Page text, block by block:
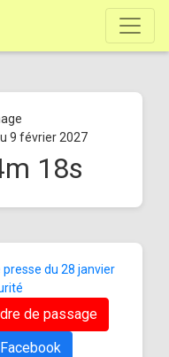
9 février 2027
m 18s
du 28 janvier
de passage
Facebook